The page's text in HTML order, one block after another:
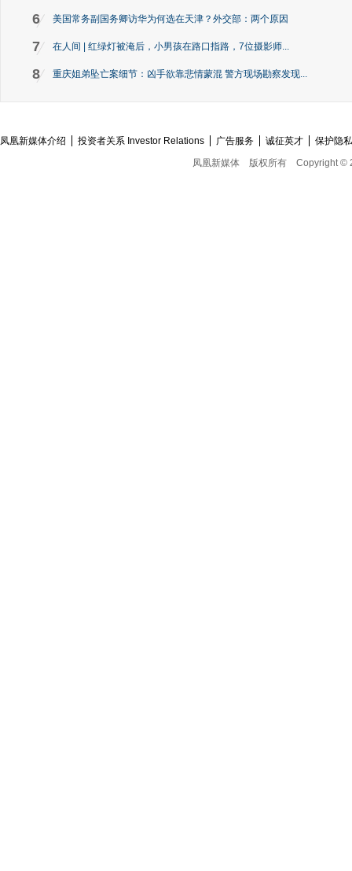
6 美国常务副国务卿访华为何选在天津？外交部：两个原因
7 在人间 | 红绿灯被淹后，小男孩在路口指路，7位摄影师...
8 重庆姐弟坠亡案细节：凶手欲靠悲情蒙混 警方现场勘察发现...
凤凰新媒体介绍 投资者关系 Investor Relations 广告服务 诚征英才
保护隐
凤凰新媒体
版权所有 Copyright ©